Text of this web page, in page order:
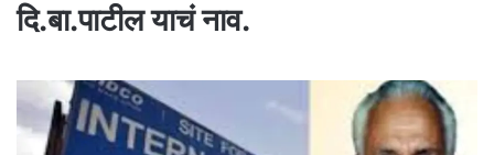
दि.बा.पाटील याचं नाव.